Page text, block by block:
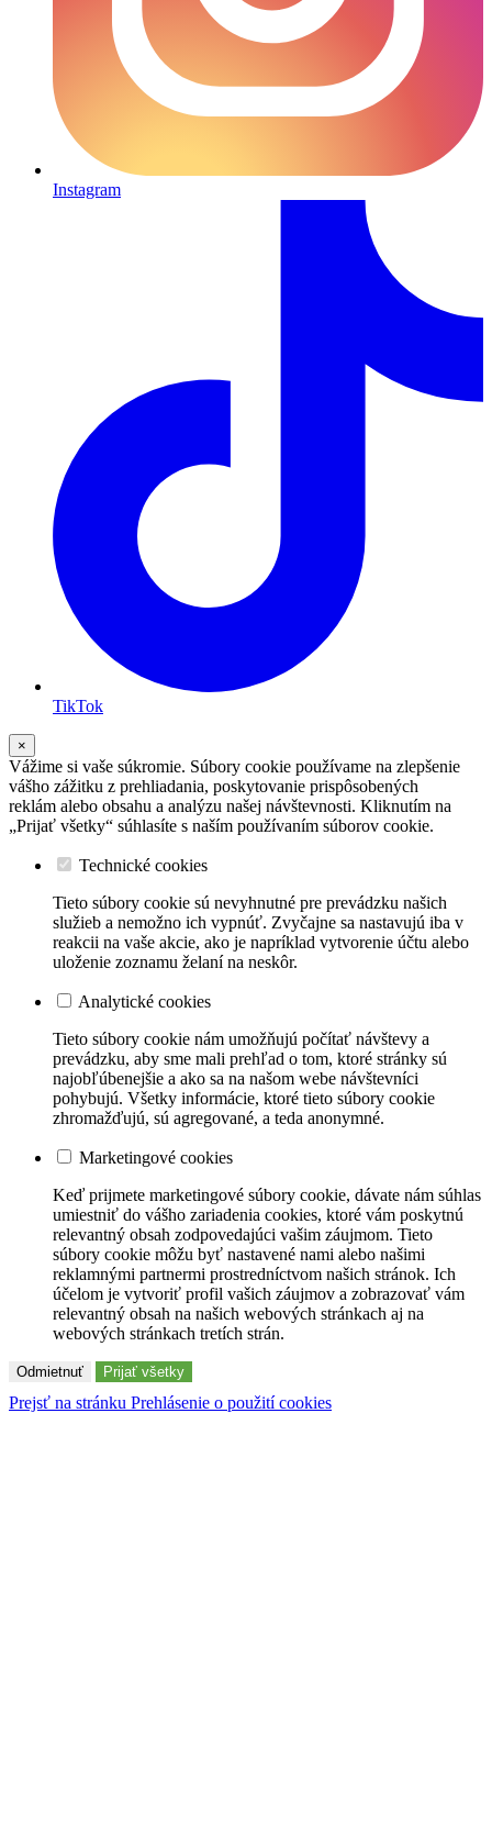
Instagram
TikTok
×
Vážime si vaše súkromie. Súbory cookie používame na zlepšenie
vášho zážitku z prehliadania, poskytovanie prispôsobených
reklám alebo obsahu a analýzu našej návštevnosti. Kliknutím na
„Prijať všetky“ súhlasíte s naším používaním súborov cookie.
Technické cookies
Tieto súbory cookie sú nevyhnutné pre prevádzku našich
služieb a nemožno ich vypnúť. Zvyčajne sa nastavujú iba v
reakcii na vaše akcie, ako je napríklad vytvorenie účtu alebo
uloženie zoznamu želaní na neskôr.
Analytické cookies
Tieto súbory cookie nám umožňujú počítať návštevy a
prevádzku, aby sme mali prehľad o tom, ktoré stránky sú
najobľúbenejšie a ako sa na našom webe návštevníci
pohybujú. Všetky informácie, ktoré tieto súbory cookie
zhromažďujú, sú agregované, a teda anonymné.
Marketingové cookies
Keď prijmete marketingové súbory cookie, dávate nám súhlas
umiestniť do vášho zariadenia cookies, ktoré vám poskytnú
relevantný obsah zodpovedajúci vašim záujmom. Tieto
súbory cookie môžu byť nastavené nami alebo našimi
reklamnými partnermi prostredníctvom našich stránok. Ich
účelom je vytvoriť profil vašich záujmov a zobrazovať vám
relevantný obsah na našich webových stránkach aj na
webových stránkach tretích strán.
Odmietnuť Prijať všetky
Prejsť na stránku Prehlásenie o použití cookies